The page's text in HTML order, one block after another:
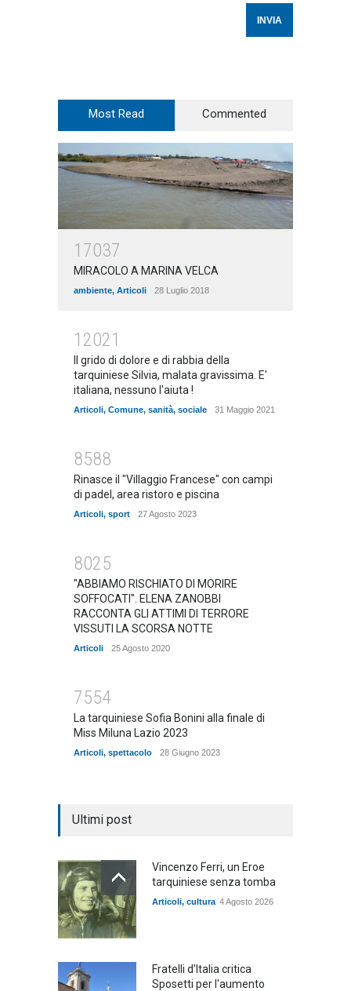
Most Read Commented
17037
MIRACOLO A MARINA VELCA
ambiente, Articoli 28 Luglio 2018
12021
Il grido di dolore e di rabbia della
tarquiniese Silvia, malata gravissima. E'
italiana, nessuno l'aiuta !
Articoli, Comune, sanità, sociale 31 Maggio 2021
8588
Rinasce il "Villaggio Francese" con campi
di padel, area ristoro e piscina
Articoli, sport 27 Agosto 2023
8025
"ABBIAMO RISCHIATO DI MORIRE
SOFFOCATI". ELENA ZANOBBI
RACCONTA GLI ATTIMI DI TERRORE
VISSUTI LA SCORSA NOTTE
Articoli 25 Agosto 2020
7554
La tarquiniese Sofia Bonini alla finale di
Miss Miluna Lazio 2023
Articoli, spettacolo 28 Giugno 2023
Ultimi post
Vincenzo Ferri, un Eroe
tarquiniese senza tomba
Articoli, cultura 4 Agosto 2026
Fratelli d'Italia critica
Sposetti per l'aumento